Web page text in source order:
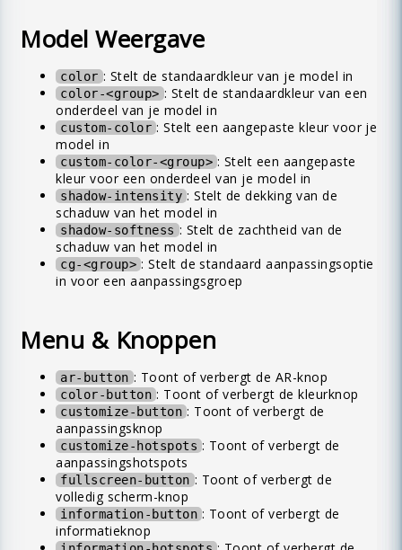
Model Weergave
color : Stelt de standaardkleur van je model in
color-<group> : Stelt de standaardkleur van een
onderdeel van je model in
custom-color : Stelt een aangepaste kleur voor je
model in
custom-color-<group> : Stelt een aangepaste
kleur voor een onderdeel van je model in
shadow-intensity : Stelt de dekking van de
schaduw van het model in
shadow-softness : Stelt de zachtheid van de
schaduw van het model in
cg-<group> : Stelt de standaard aanpassingsoptie
in voor een aanpassingsgroep
Menu & Knoppen
ar-button : Toont of verbergt de AR-knop
color-button : Toont of verbergt de kleurknop
customize-button : Toont of verbergt de
aanpassingsknop
customize-hotspots : Toont of verbergt de
aanpassingshotspots
fullscreen-button : Toont of verbergt de
volledig scherm-knop
information-button : Toont of verbergt de
informatieknop